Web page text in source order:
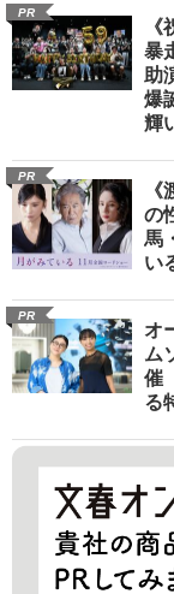
PR
暴
助
爆
輝
PR
の
馬
い
PR
オ
ム
催
る